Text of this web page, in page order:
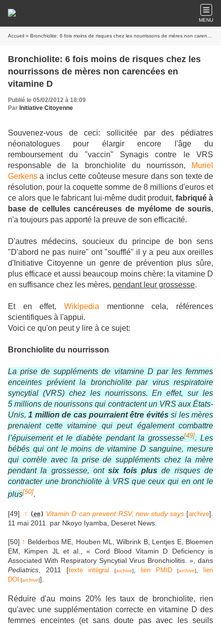
MENU
Accueil » Bronchiolite: 6 fois moins de risques chez les nourrissons de mères non carencées en vitamine D
Bronchiolite: 6 fois moins de risques chez les
nourrissons de mères non carencées en
vitamine D
Publié le 05/02/2012 à 18:09
Par Initiative Citoyenne
Souvenez-vous de ceci: sollicitée par des pédiatres
néonatologues pour élargir encore l'âge du
remboursement du "vaccin" Synagis contre le VRS
responsable de la bronchiolite du nourrisson,
Muriel
Gerkens a inclus cette coûteuse mesure dans son texte de
résolution, pour la coquette somme de 8 millions d'euros et
ce alors que le fabricant lui-même dudit produit, fabriqué à
base de cellules cancéreuses de myélome de souris,
n'a toujours pas apporté la preuve de son efficacité.
D'autres médecins, soucieux du principe de bon sens
"D'abord ne pas nuire" ont "soufflé" il y a peu aux oreilles
d'Initiative Citoyenne un genre de prévention plus sûre,
plus efficace et aussi beaucoup moins chère: la vitamine D
en suffisance chez les mères, pendant leur grossesse.
Et en effet, Wikipedia mentionne cela, références
scientifiques à l'appui.
Voici ce qu'on peut y lire à ce sujet:
Bronchiolite du nourrisson
La prise de suppléments de vitamine D par les femmes
enceintes prévient la bronchiolite par virus respiratoire
syncytial (VRS) chez les nourrissons. En effet, sur les
5 millions de nourissons qui contractent un VRS aux États-
Unis,1 million de cas pourraient être évités si les mères
prenaient cette vitamine qui peut également combattre
l’épuisement et le diabète pendant la grossesse[49]. Les
bébés qui ont le moins de vitamine D sanguine, mesure
qui corrèle avec la prise de suppléments chez la mère
pendant la grossesse, ontsix fois plus de risques de
contracter une bronchiolite à VRS que ceux qui en ont le
plus[50].
[49] ↑ (en) Vitamin D can prevent RSV, new study says [archive]
11 mai 2011. par Nkoyo Iyamba, Deseret News
[50] ↑ Belderbos ME, Houben ML, Wilbrink B, Lentjes E, Bloemen
EM, Kimpen JL et al., « Cord Blood Vitamin D Deficiency is
Associated With Respiratory Syncytial Virus Bronchiolitis. », dans
Pediatrics , 2011 [texte intégral [archive] lien PMID[archive]
lien
DOI [archive]]
Réduire d'au moins 20% les taux de bronchiolite, rien
qu'avec une supplémentation correcte en vitamine D des
femmes enceintes (et sans doute pas avec les seuils